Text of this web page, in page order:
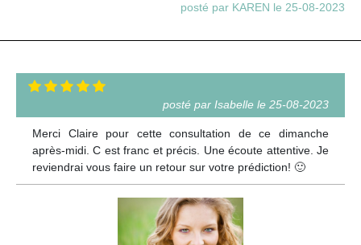
posté par KAREN le 25-08-2023
posté par Isabelle le 25-08-2023
Merci Claire pour cette consultation de ce dimanche
après-midi. C est franc et précis. Une écoute attentive. Je
reviendrai vous faire un retour sur votre prédiction! 🙂